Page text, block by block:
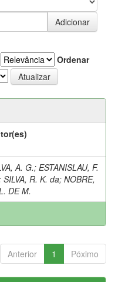
Ordenar
A. G.; ESTANISLAU, F.
; SILVA, R. K. da; NOBRE,
DE M.
Anterior 1 Póximo